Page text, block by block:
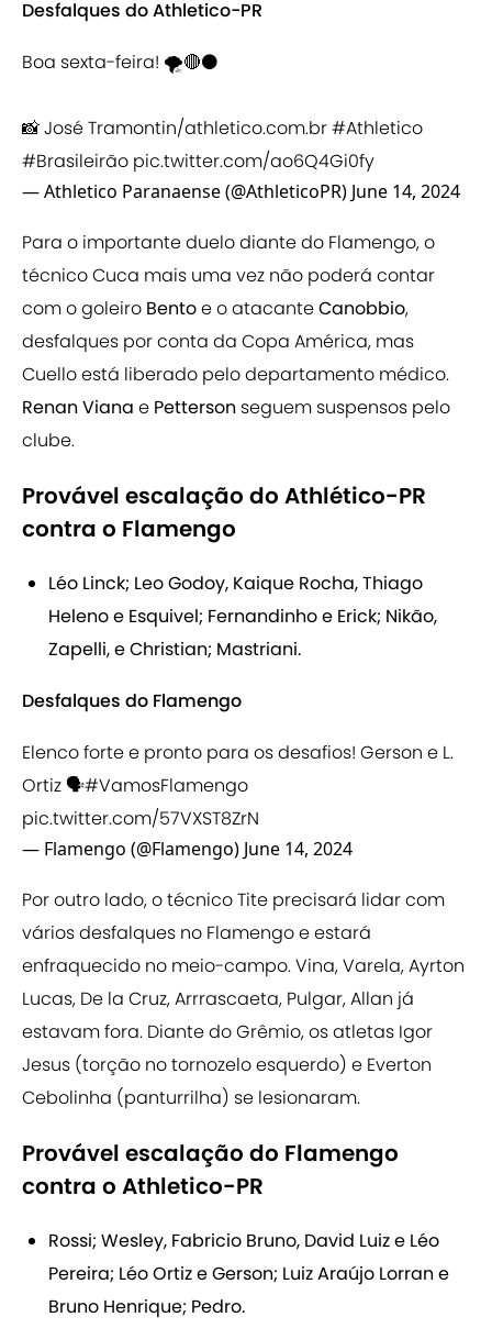
Desfalques do Athletico-PR
Boa sexta-feira! 🌪️🔴⚫️
📸 José Tramontin/athletico.com.br#Athletico
#Brasileirão pic.twitter.com/ao6Q4Gi0fy
— Athletico Paranaense (@AthleticoPR) June 14, 2024
Para o importante duelo diante do Flamengo, o
técnico Cuca mais uma vez não poderá contar
com o goleiro Bentoe o atacanteCanobbio,
desfalques por conta da Copa América, mas
Cuello está liberado pelo departamento médico.
Renan Viana e Petterson seguem suspensos pelo
clube.
Provável escalação do Athlético-PR
contra o Flamengo
Léo Linck; Leo Godoy, Kaique Rocha, Thiago
Heleno e Esquivel; Fernandinho e Erick; Nikão,
Zapelli, e Christian; Mastriani.
Desfalques do Flamengo
Elenco forte e pronto para os desafios! Gerson e L.
Ortiz 🗣️#VamosFlamengo
pic.twitter.com/57VXST8ZrN
— Flamengo (@Flamengo) June 14, 2024
Por outro lado, o técnico Tite precisará lidar com
vários desfalques no Flamengo e estará
enfraquecido no meio-campo. Vina, Varela, Ayrton
Lucas, De la Cruz, Arrrascaeta, Pulgar, Allan já
estavam fora. Diante do Grêmio, os atletas Igor
Jesus (torção no tornozelo esquerdo) e Everton
Cebolinha (panturrilha) se lesionaram.
Provável escalação do Flamengo
contra o Athletico-PR
Rossi; Wesley, Fabricio Bruno, David Luiz e Léo
Pereira; Léo Ortiz e Gerson; Luiz Araújo Lorran e
Bruno Henrique; Pedro.